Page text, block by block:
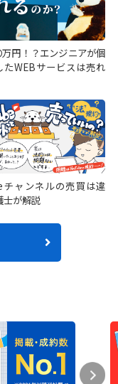
円！？エンジニアが個
たWEBサービスは売れ
チャンネルの売買は違
士が解説